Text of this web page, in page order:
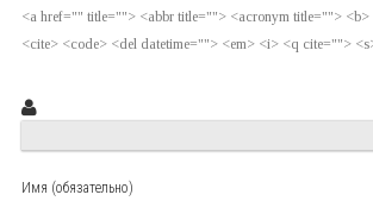
<a href="" title=""> <abbr title=""> <acronym title="">
<cite> <code> <del datetime=""> <em> <i> <q cite="">
Имя (обязательно)